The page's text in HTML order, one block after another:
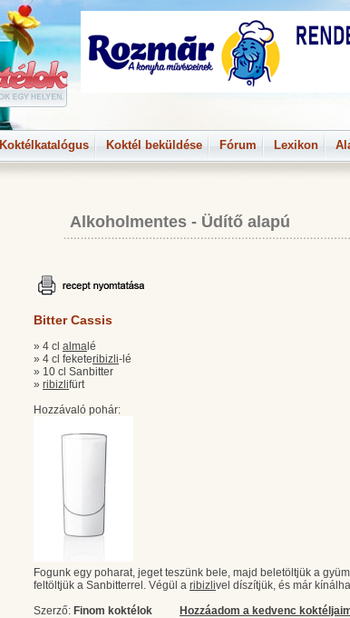
Koktélkatalógus Koktél beküldése Fórum Lexikon
Alkoholmentes - Üdítő alapú
Bitter Cassis
» 4 cl alma lé
» 4 cl feketeribizli-lé
» 10 cl Sanbitter
» ribizlifürt
Hozzávaló pohár:
Fogunk egy poharat, jeget teszünk bele, majd beletöltjük a
feltöltjük a Sanbitterrel. Végül a ribizlivel díszítjük, és már
Szerző: Finom koktélok Hozzáadom a kedvenc